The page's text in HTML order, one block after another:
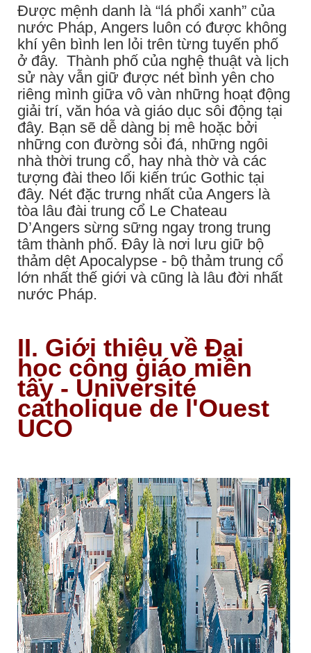
Được mệnh danh là “lá phổi xanh” của
nước Pháp, Angers luôn có được không
khí yên bình len lỏi trên từng tuyến phố
ở đây. Thành phố của nghệ thuật và lịch
sử này vẫn giữ được nét bình yên cho
riêng mình giữa vô vàn những hoạt động
giải trí, văn hóa và giáo dục sôi động tại
đây. Bạn sẽ dễ dàng bị mê hoặc bởi
những con đường sỏi đá, những ngôi
nhà thời trung cổ, hay nhà thờ và các
tượng đài theo lối kiến trúc Gothic tại
đây. Nét đặc trưng nhất của Angers là
tòa lâu đài trung cổ Le Chateau
D’Angers sừng sững ngay trong trung
tâm thành phố. Đây là nơi lưu giữ bộ
thảm dệt Apocalypse - bộ thảm trung cổ
lớn nhất thế giới và cũng là lâu đời nhất
nước Pháp.
II. Giới thiệu về Đại
học công giáo miền
tây - Université
catholique de l'Ouest
UCO